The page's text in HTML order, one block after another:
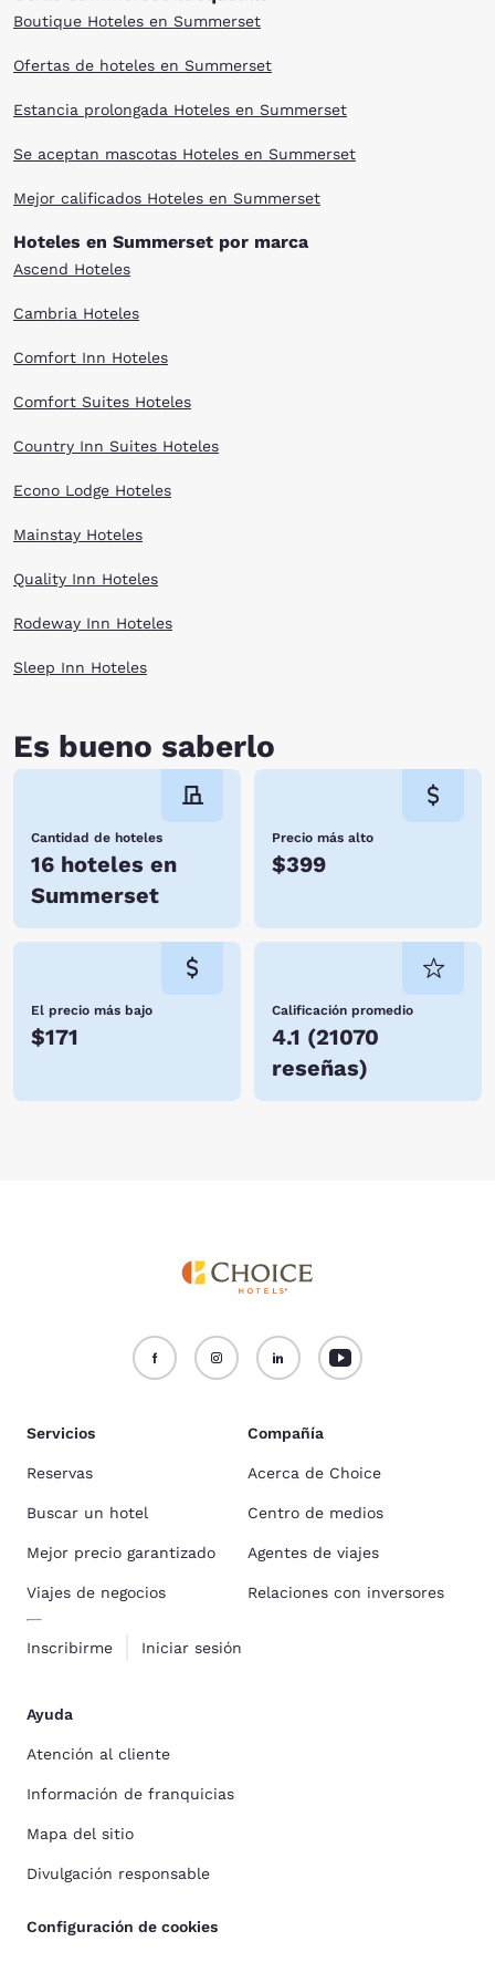
Boutique Hoteles en Summerset
Ofertas de hoteles en Summerset
Estancia prolongada Hoteles en Summerset
Se aceptan mascotas Hoteles en Summerset
Mejor calificados Hoteles en Summerset
Hoteles en Summerset por marca
Ascend Hoteles
Cambria Hoteles
Comfort Inn Hoteles
Comfort Suites Hoteles
Country Inn Suites Hoteles
Econo Lodge Hoteles
Mainstay Hoteles
Quality Inn Hoteles
Rodeway Inn Hoteles
Sleep Inn Hoteles
Es bueno saberlo
Cantidad de hoteles
16 hoteles en
Summerset
Precio más alto
$399
El precio más bajo
$171
Calificación promedio
4.1 (21070
reseñas)
Servicios
Reservas
Buscar un hotel
Mejor precio garantizado
Viajes de negocios
Inscribirme Iniciar sesión
Compañía
Acerca de Choice
Centro de medios
Agentes de viajes
Relaciones con inversores
Ayuda
Atención al cliente
Información de franquicias
Mapa del sitio
Divulgación responsable
Configuración de cookies